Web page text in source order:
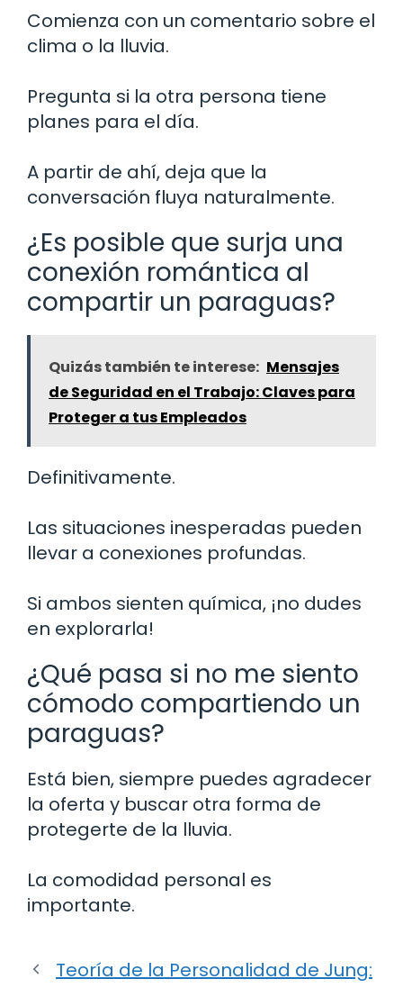
Comienza con un comentario sobre el
clima o la lluvia.
Pregunta si la otra persona tiene
planes para el día.
A partir de ahí, deja que la
conversación fluya naturalmente.
¿Es posible que surja una
conexión romántica al
compartir un paraguas?
Quizás también te interese: Mensajes
de Seguridad en el Trabajo: Claves para
Proteger a tus Empleados
Definitivamente.
Las situaciones inesperadas pueden
llevar a conexiones profundas.
Si ambos sienten química, ¡no dudes
en explorarla!
¿Qué pasa si no me siento
cómodo compartiendo un
paraguas?
Está bien, siempre puedes agradecer
la oferta y buscar otra forma de
protegerte de la lluvia.
La comodidad personal es
importante.
Teoría de la Personalidad de Jung: